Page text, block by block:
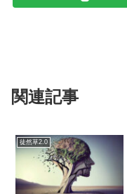
関連記事
徒然草2.0